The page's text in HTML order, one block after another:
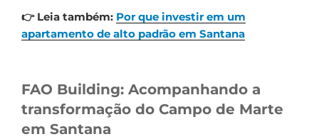
👉 Leia também: Por que investir em um
apartamento de alto padrão em Santana
FAO Building: Acompanhando a
transformação do Campo de Marte
em Santana